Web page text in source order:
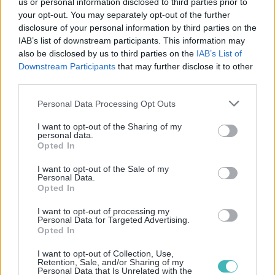
your opt-out. You may separately opt-out of the further
disclosure of your personal information by third parties on the
IAB’s list of downstream participants. This information may
also be disclosed by us to third parties on the IAB’s List of
Downstream Participants that may further disclose it to other
Personal Data Processing Opt Outs
I want to opt-out of the Sharing of my
personal data.
Opted In
I want to opt-out of the Sale of my
Personal Data.
Opted In
I want to opt-out of processing my
Personal Data for Targeted Advertising.
Opted In
I want to opt-out of Collection, Use,
Retention, Sale, and/or Sharing of my
Personal Data that Is Unrelated with the
–Numéro Virtuel Guyane
– SMS OTP Guyane
– Module CRM
Tarifs SMS en Guyane
Pour plus de détail,tarifs SMS
Vérification HLR (Guyane)